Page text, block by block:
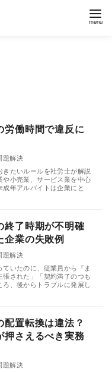
労働時間で違反に
題解決
たいルールを社労士が解説
や小売業、サービス業を中心
年アルバイトは企業にと
終了時期が不明確
企業の失敗例
題解決
ていたのに、従業員から『ま
された」「契約満了のつも
、後からトラブルに発展し
置転換は違法？
押さえるべき実務
題解決